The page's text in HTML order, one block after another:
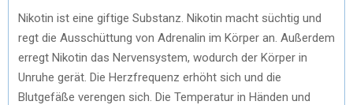
Nikotin ist eine giftige Substanz. Nikotin macht süchtig und
regt die Ausschüttung von Adrenalin im Körper an. Außerdem
erregt Nikotin das Nervensystem, wodurch der Körper in
Unruhe gerät. Die Herzfrequenz erhöht sich und die
Blutgefäße verengen sich. Die Temperatur in Händen und